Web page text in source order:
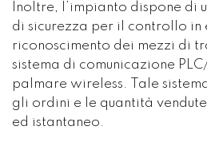
Inoltre, l’impianto dispone di
di sicurezza per il controllo in
riconoscimento dei mezzi di
sistema di comunicazione
palmare wireless. Tale
gli ordini e le quantità
ed istantaneo.